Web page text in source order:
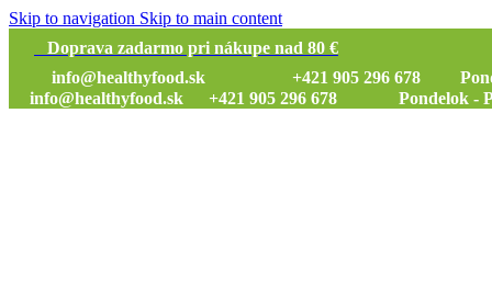
Skip to navigation Skip to main content
Doprava zadarmo pri nákupe nad 80 €
info@healthyfood.sk
+421 905 296 678
info@healthyfood.sk
+421 905 296 678 Pondelok -